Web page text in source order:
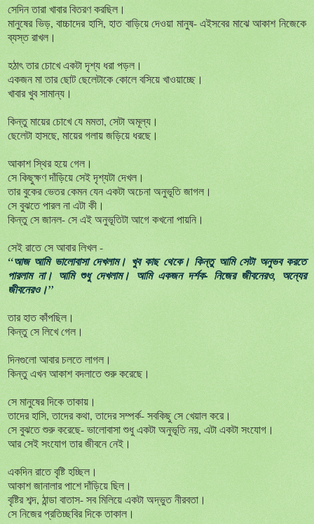
সেদিন তারা খাবার বিতরণ করছিল।
মানুষের ভিড়, বাচ্চাদের হাসি, হাত বাড়িয়ে দেওয়া মানুষ- এইসবের মাঝে আকাশ নিজেকে
ব্যস্ত রাখল।
হঠাৎ তার চোখে একটা দৃশ্য ধরা পড়ল।
একজন মা তার ছোট ছেলেটাকে কোলে বসিয়ে খাওয়াচ্ছে।
খাবার খুব সামান্য।
কিন্তু মায়ের চোখে যে মমতা, সেটা অমূল্য।
ছেলেটা হাসছে, মায়ের গলায় জড়িয়ে ধরছে।
আকাশ স্থির হয়ে গেল।
সে কিছুক্ষণ দাঁড়িয়ে সেই দৃশ্যটা দেখল।
তার বুকের ভেতর কেমন যেন একটা অচেনা অনুভূতি জাগল।
সে বুঝতে পারল না এটা কী।
কিন্তু সে জানল- সে এই অনুভূতিটা আগে কখনো পায়নি।
সেই রাতে সে আবার লিখল -
“আজ আমি ভালোবাসা দেখলাম। খুব কাছ থেকে। কিন্তু আমি সেটা অনুভব করতে
পারলাম না। আমি শুধু দেখলাম। আমি একজন দর্শক- নিজের জীবনেরও, অন্যের
জীবনেরও।”
তার হাত কাঁপছিল।
কিন্তু সে লিখে গেল।
দিনগুলো আবার চলতে লাগল।
কিন্তু এখন আকাশ বদলাতে শুরু করেছে।
সে মানুষের দিকে তাকায়।
তাদের হাসি, তাদের কথা, তাদের সম্পর্ক- সবকিছু সে খেয়াল করে।
সে বুঝতে শুরু করেছে- ভালোবাসা শুধু একটা অনুভূতি নয়, এটা একটা সংযোগ।
আর সেই সংযোগ তার জীবনে নেই।
একদিন রাতে বৃষ্টি হচ্ছিল।
আকাশ জানালার পাশে দাঁড়িয়ে ছিল।
বৃষ্টির শব্দ, ঠান্ডা বাতাস- সব মিলিয়ে একটা অদ্ভুত নীরবতা।
সে নিজের প্রতিচ্ছবির দিকে তাকাল।